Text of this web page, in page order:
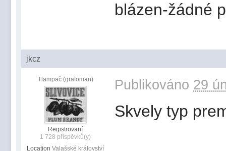
blázen-žádné
jkcz
Tlampač (grafoman)
Registrovaní
1 728 příspěvků(y)
Location Valašské království
Publikováno 29
Skvely typ